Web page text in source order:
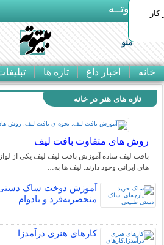
بـیتوتــه
منو
خانه اخبار داغ تازه ها
تازه های هنر در خانه
روش های متفاوت بافت لیف
بافت لیف ساده آموزش بافت لیف لیف یکی از
های ایرانی وجود دارند. لیف ها به…
آموزش دوخت ساک
منحصربه‌فرد و بادوام
کارهای هنری درآمدزا